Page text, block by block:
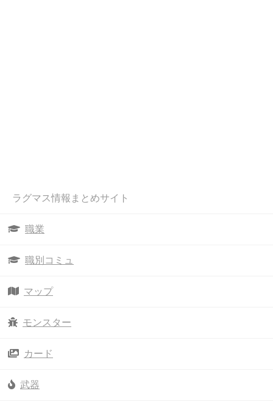
ラグマス情報まとめサイト
職業
職別コミュ
マップ
モンスター
カード
武器